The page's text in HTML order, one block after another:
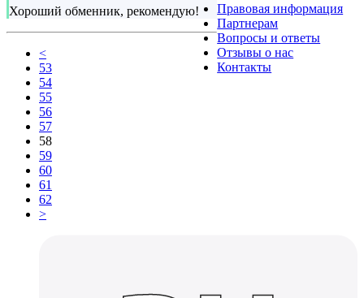
Хороший обменник, рекомендую!
<
53
54
55
56
57
58
59
60
61
62
>
Правовая информация
Партнерам
Вопросы и ответы
Отзывы о нас
Контакты